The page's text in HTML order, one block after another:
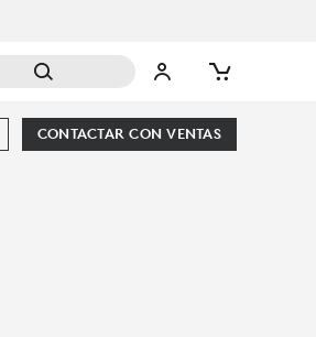
CONTACTAR CON VENTAS